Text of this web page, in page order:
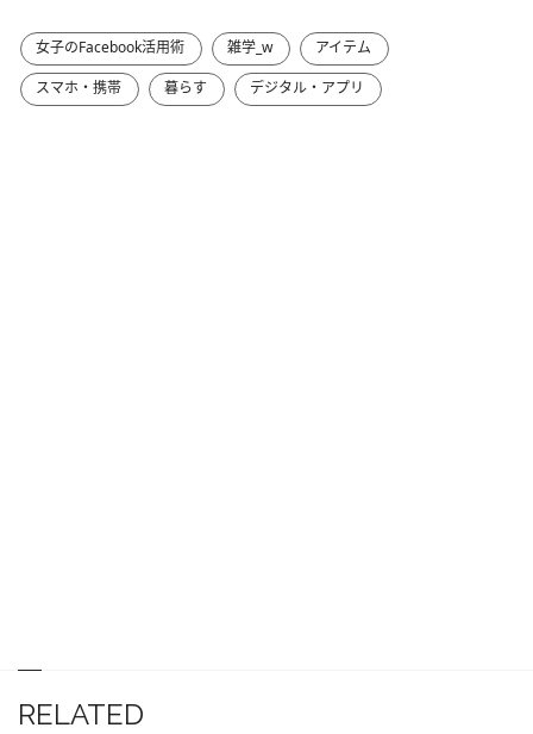
女子のFacebook活用術 雑学_w
アイテム
スマホ・携帯
暮らす デジタル・アプリ
RELATED